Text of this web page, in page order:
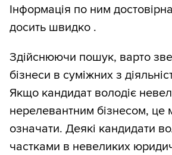
Інформація по ним
досить швидко .
Здійснюючи пошук, варто
бізнеси в суміжних з
Якщо кандидат володіє
нерелевантним бізнесом, це
означати. Деякі кандидати
частками в невеликих